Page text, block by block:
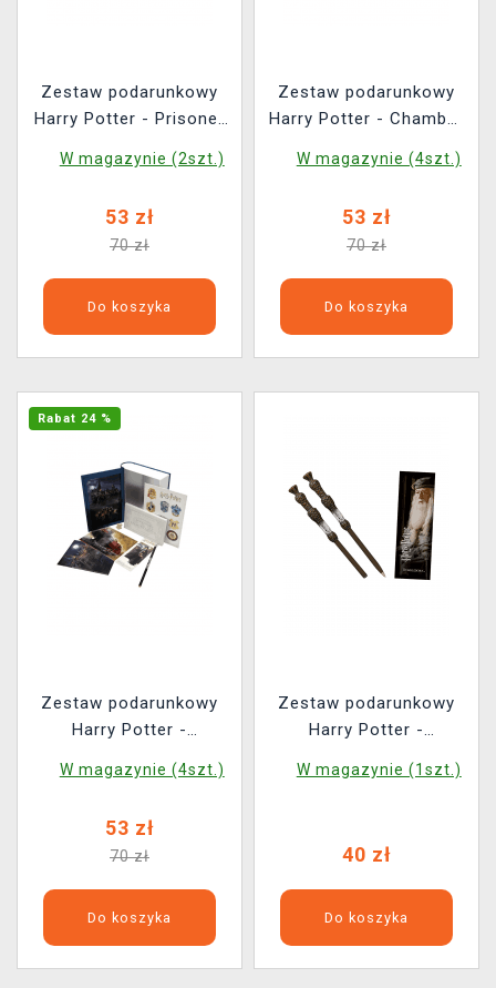
Zestaw podarunkowy
Harry Potter - Prisoner
zakładka, pocztówki,
W magazynie (2szt.)
53 zł
70 zł
Do koszyka
Zestaw podarunkowy
Harry Potter - Chamber
zakładka, pocztówka,
breloczek)
W magazynie (4szt.)
53 zł
70 zł
Do koszyka
Rabat 24 %
Zestaw podarunkowy
Harry Potter -
(notatnik, zakładka,
naklejki)
W magazynie (4szt.)
53 zł
70 zł
Do koszyka
Zestaw podarunkowy
Harry Potter -
(długopis, zakładka)
W magazynie (1szt.)
40 zł
Do koszyka